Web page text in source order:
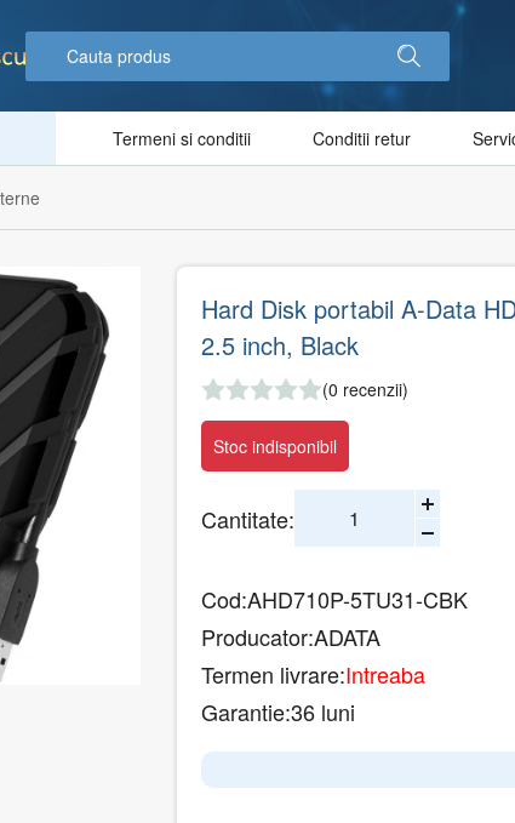
Termeni si conditii Conditii retur
Hard Disk portabil A-Data
2.5 inch, Black
(0 recenzii)
Stoc indisponibil
Cantitate:
Cod:AHD710P-5TU31-CBK
Producator:ADATA
Termen livrare:Intreaba
Garantie:36 luni